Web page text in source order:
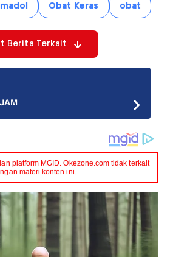
Obat Keras obat
Berita Terkait